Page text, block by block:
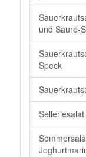
und Saure-
Speck